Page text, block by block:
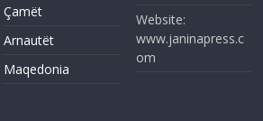
Çamët
Arnautët
Maqedonia
Website:
www.janinapress.c
om